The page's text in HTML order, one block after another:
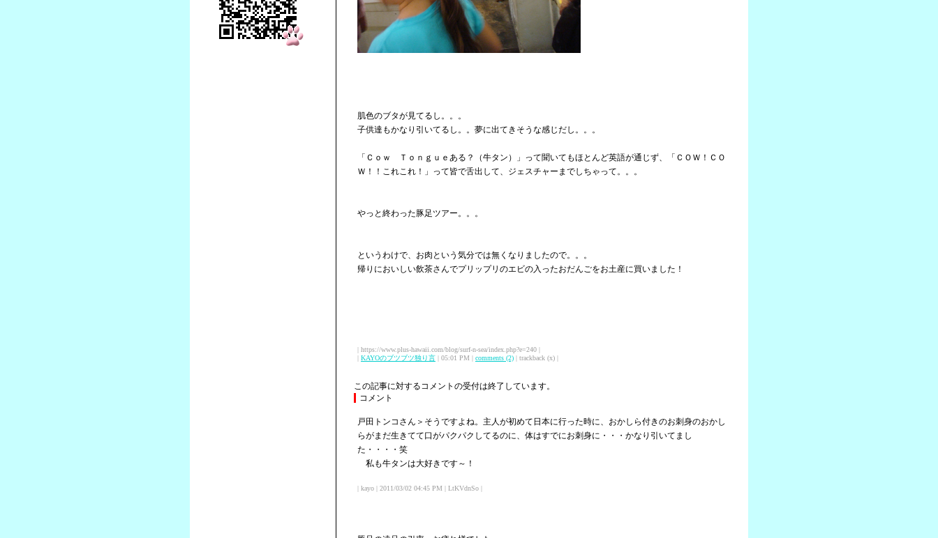
肌色のブタが見てるし。。。
子供達もかなり引いてるし。。夢に出てきそうな感じだし。。。
「Ｃｏｗ Ｔｏｎｇｕｅある？（牛タン）」って聞いてもほとんど英語が通じず、「ＣＯＷ！ＣＯ
Ｗ！！これこれ！」って皆で舌出して、ジェスチャーまでしちゃって。。。
やっと終わった豚足ツアー。。。
というわけで、お肉という気分では無くなりましたので。。。
帰りにおいしい飲茶さんでプリップリのエビの入ったおだんごをお土産に買いました！
| https://www.plus-hawaii.com/blog/surf-n-sea/index.php?e=240 |
| KAYOのブツブツ独り言 | 05:01 PM | comments (2) | trackback (x) |
この記事に対するコメントの受付は終了しています。
コメント
戸田トンコさん＞そうですよね。主人が初めて日本に行った時に、おかしら付きのお刺身のおかし
らがまだ生きてて口がパクパクしてるのに、体はすでにお刺身に・・・かなり引いてまし
た・・・・笑
私も牛タンは大好きです～！
| kayo | 2011/03/02 04:45 PM | LtKVdnSo |